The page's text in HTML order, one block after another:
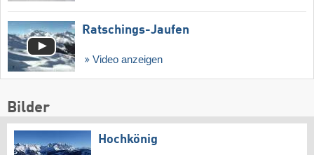
Ratschings-Jaufen
Video anzeigen
Bilder
Hochkönig